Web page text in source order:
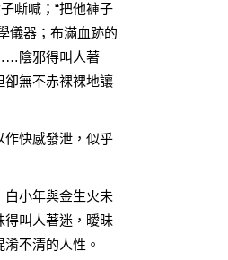
嘶喊；“把他褲子
儀器；布滿血跡的
陰邪得叫人著
卻無不赤裸裸地讓
作快感發泄，似乎
白小年與金生火未
得叫人著迷，曖昧
不清的人性。